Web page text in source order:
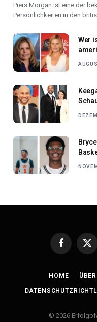
Piers Morgan ist eine der
Persönlichkeiten in den
Wer
Facebook
X
HOME
© 2026